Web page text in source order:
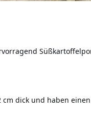
dick und haben